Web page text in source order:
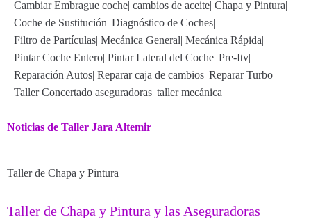
Cambiar Embrague coche| cambios de aceite| Chapa y Pintura|
Coche de Sustitución| Diagnóstico de Coches|
Filtro de Partículas| Mecánica General| Mecánica Rápida|
Pintar Coche Entero| Pintar Lateral del Coche| Pre-Itv|
Reparación Autos| Reparar caja de cambios| Reparar Turbo|
Taller Concertado aseguradoras| taller mecánica
Noticias de Taller Jara Altemir
Taller de Chapa y Pintura
Taller de Chapa y Pintura y las Aseguradoras